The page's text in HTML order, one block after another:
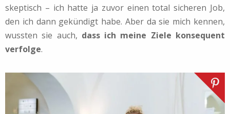
skeptisch – ich hatte ja zuvor einen total sicheren Job,
den ich dann gekündigt habe. Aber da sie mich kennen,
wussten sie auch, dass ich meine Ziele konsequent
verfolge.